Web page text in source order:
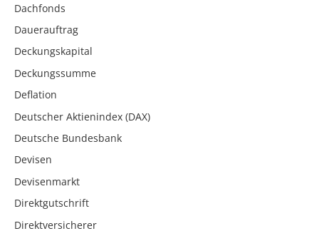
Dachfonds
Dauerauftrag
Deckungskapital
Deckungssumme
Deflation
Deutscher Aktienindex (DAX)
Deutsche Bundesbank
Devisen
Devisenmarkt
Direktgutschrift
Direktversicherer